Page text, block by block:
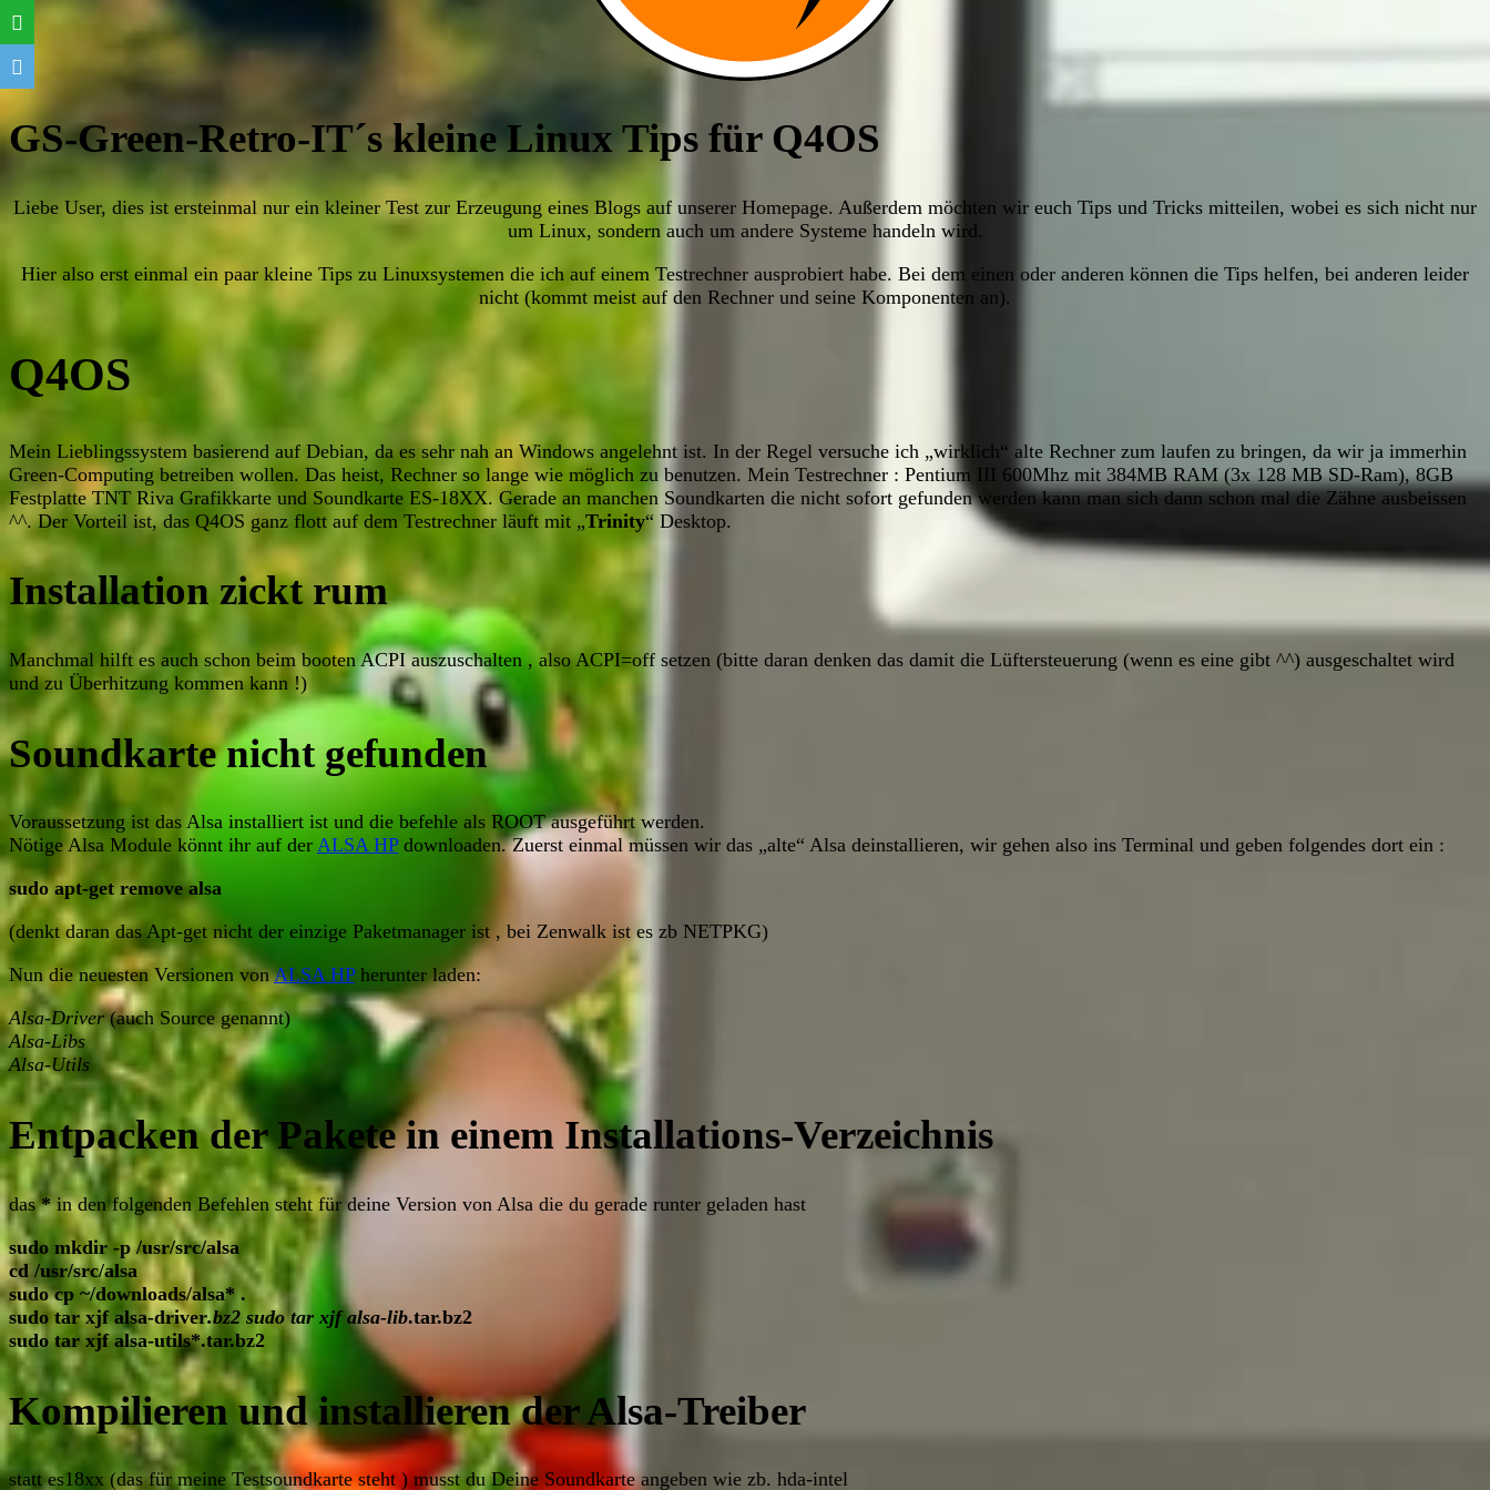
GS-Green-Retro-IT´s kleine Linux Tips für Q4OS
Liebe User, dies ist ersteinmal nur ein kleiner Test zur Erzeugung eines Blogs auf unserer Homepage. Außerdem möchten wir euch Tips und Tricks mitteilen, wobei es sich nicht nur
um Linux, sondern auch um andere Systeme handeln wird.
Hier also erst einmal ein paar kleine Tips zu Linuxsystemen die ich auf einem Testrechner ausprobiert habe. Bei dem einen oder anderen können die Tips helfen, bei anderen leider
nicht (kommt meist auf den Rechner und seine Komponenten an).
Q4OS
Mein Lieblingssystem basierend auf Debian, da es sehr nah an Windows angelehnt ist. In der Regel versuche ich „wirklich“ alte Rechner zum laufen zu bringen, da wir ja immerhin
Green-Computing betreiben wollen. Das heist, Rechner so lange wie möglich zu benutzen. Mein Testrechner : Pentium III 600Mhz mit 384MB RAM (3x 128 MB SD-Ram), 8GB
Festplatte TNT Riva Grafikkarte und Soundkarte ES-18XX. Gerade an manchen Soundkarten die nicht sofort gefunden werden kann man sich dann schon mal die Zähne ausbeissen
^^. Der Vorteil ist, das Q4OS ganz flott auf dem Testrechner läuft mit „Trinity“ Desktop.
Installation zickt rum
Manchmal hilft es auch schon beim booten ACPI auszuschalten , also ACPI=off setzen (bitte daran denken das damit die Lüftersteuerung (wenn es eine gibt ^^) ausgeschaltet wird
und zu Überhitzung kommen kann !)
Soundkarte nicht gefunden
Voraussetzung ist das Alsa installiert ist und die befehle als ROOT ausgeführt werden.
Nötige Alsa Module könnt ihr auf der ALSA HPdownloaden. Zuerst einmal müssen wir das „alte“ Alsa deinstallieren, wir gehen also ins Terminal und geben folgendes dort ein :
sudo apt-get remove alsa
(denkt daran das Apt-get nicht der einzige Paketmanager ist , bei Zenwalk ist es zb NETPKG)
Nun die neuesten Versionen vonALSA HPherunter laden:
Alsa-Driver(auch Source genannt)
Alsa-Libs
Alsa-Utils
Entpacken der Pakete in einem Installations-Verzeichnis
das*in den folgenden Befehlen steht für deine Version von Alsa die du gerade runter geladen hast
sudo mkdir -p /usr/src/alsa
cd /usr/src/alsa
sudo cp ~/downloads/alsa* .
sudo tar xjf alsa-driver.bz2 sudo tar xjf alsa-lib.tar.bz2
sudo tar xjf alsa-utils*.tar.bz2
Kompilieren und installieren der Alsa-Treiber
statt es18xx (das für meine Testsoundkarte steht ) musst du Deine Soundkarte angeben wie zb. hda-intel